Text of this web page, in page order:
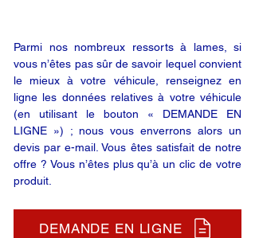
Parmi nos nombreux ressorts à lames, si
vous n’êtes pas sûr de savoir lequel convient
le mieux à votre véhicule, renseignez en
ligne les données relatives à votre véhicule
(en utilisant le bouton « DEMANDE EN
LIGNE ») ; nous vous enverrons alors un
devis par e-mail. Vous êtes satisfait de notre
offre ? Vous n’êtes plus qu’à un clic de votre
produit.
DEMANDE EN LIGNE